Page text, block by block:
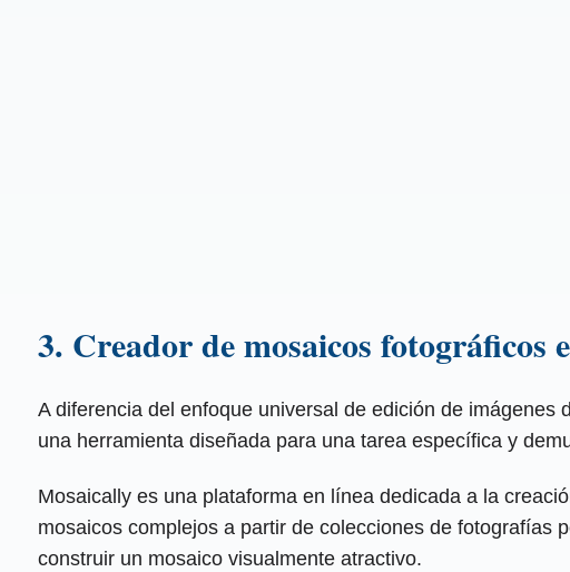
3. Creador de mosaicos fotográficos
A diferencia del enfoque universal de edición de
una herramienta diseñada para una tarea específica y
Mosaically es una plataforma en línea dedicada a la
mosaicos complejos a partir de colecciones de fotografías
construir un mosaico visualmente atractivo.